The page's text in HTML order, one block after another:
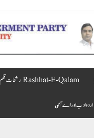
Rashhat-E-Qalam رشحات قلم